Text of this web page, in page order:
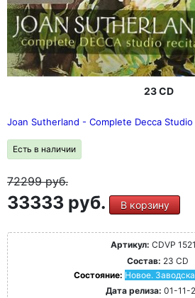
23 CD
Joan Sutherland - Complete Decca Studio
Есть в наличии
72299руб.
33333 руб. В корзину
Артикул: CDVP
Состав: 23 CD
Состояние: Новое.
Дата релиза: 01-11-